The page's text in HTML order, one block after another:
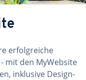
erfolgreiche
mit den MyWebsite
inklusive Design-